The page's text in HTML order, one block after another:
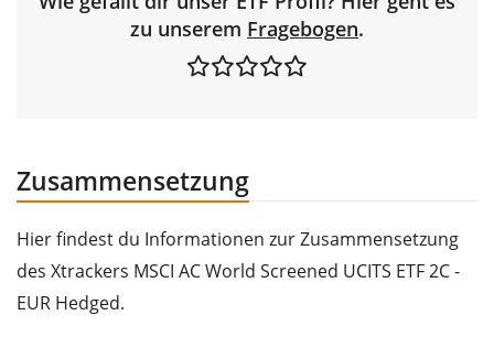
zu unserem Fragebogen.
Zusammensetzung
Hier findest du Informationen zur Zusammensetzung
des Xtrackers MSCI AC World Screened UCITS ETF 2C -
EUR Hedged.